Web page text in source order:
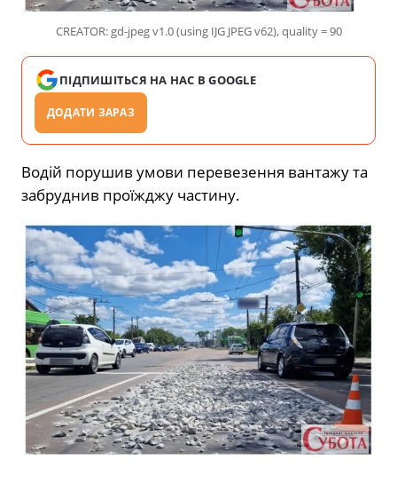
CREATOR: gd-jpeg v1.0 (using IJG JPEG v62), quality = 90
ПІДПИШІТЬСЯ НА НАС В GOOGLE
ДОДАТИ ЗАРАЗ
Водій порушив умови перевезення вантажу та
забруднив проїжджу частину.